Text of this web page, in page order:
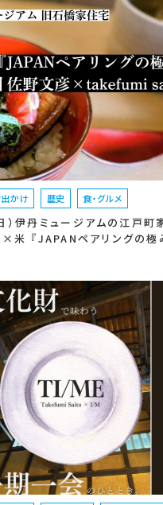
かけ 歴史 食・グルメ
）伊丹ミュージアムの江戸町
米 『JAPANペアリングの極